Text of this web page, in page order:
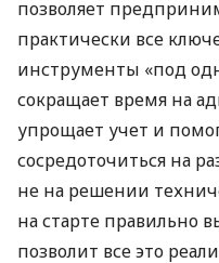
позволяет
практически все
инструменты «под
сокращает время на
упрощает учет и
сосредоточиться на
не на решении
на старте правильно
позволит все это